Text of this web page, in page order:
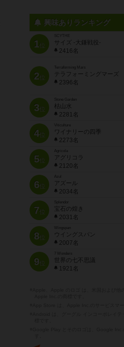
興味ありランキング
1位
SCYTHE
サイズ -大鎌戦役-
2416名
2位
Terraforming Mars
テラフォーミングマーズ
2396名
3位
Stone Garden
枯山水
2281名
4位
Viticulture
ワイナリーの四季
2273名
5位
Agricola
アグリコラ
2120名
6位
Azul
アズール
2034名
7位
Splendor
宝石の煌き
2031名
8位
Wingspan
ウイングスパン
2007名
9位
7 Wonders
世界の七不思議
1921名